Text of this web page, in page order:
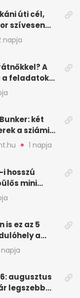
úti cél,
szívesen
napja
A
feladatokat,
kér
két
a sziámi
1 napja
hosszú
mini
is ez az 5
a
napja
augusztus
legszebb